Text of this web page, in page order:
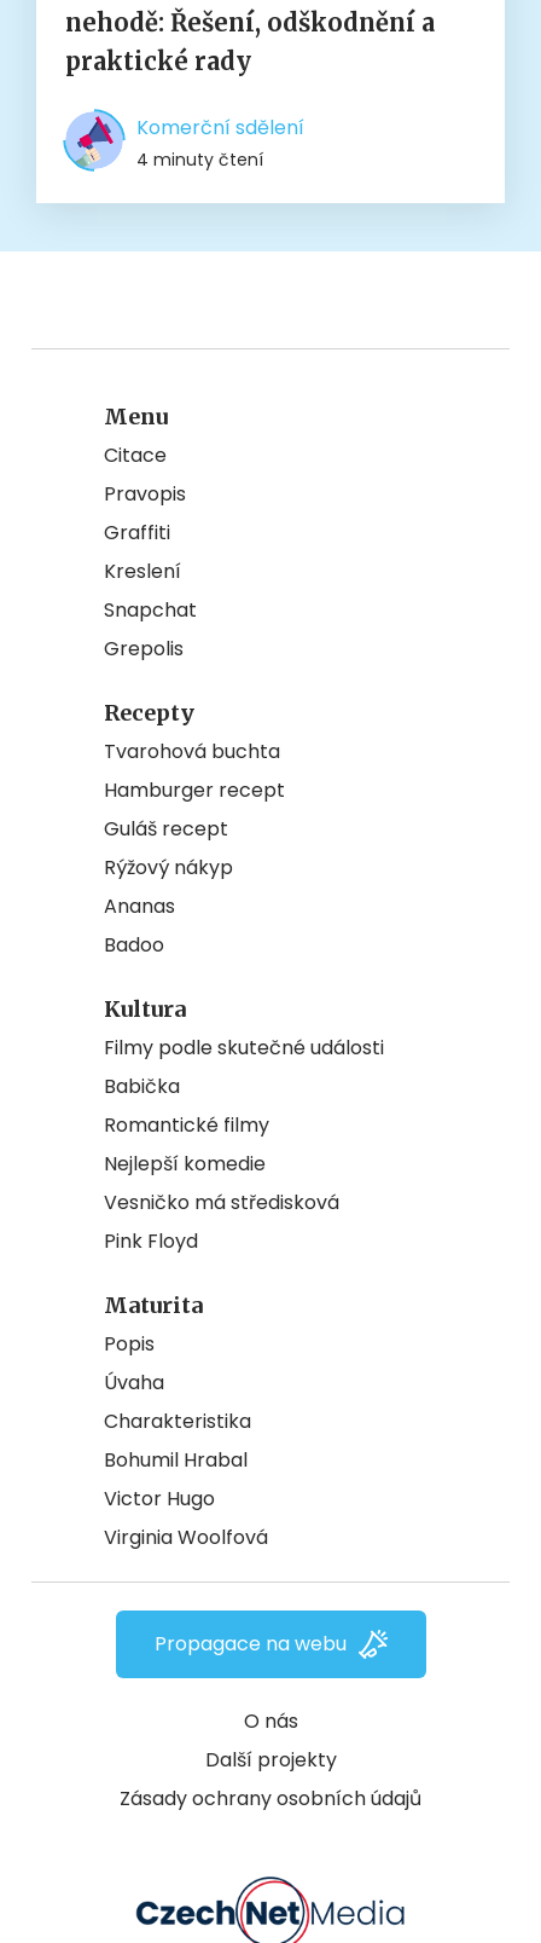
nehodě: Řešení, odškodnění a
praktické rady
Komerční sdělení
4 minuty čtení
Menu
Citace
Pravopis
Graffiti
Kreslení
Snapchat
Grepolis
Recepty
Tvarohová buchta
Hamburger recept
Guláš recept
Rýžový nákyp
Ananas
Badoo
Kultura
Filmy podle skutečné události
Babička
Romantické filmy
Nejlepší komedie
Vesničko má středisková
Pink Floyd
Maturita
Popis
Úvaha
Charakteristika
Bohumil Hrabal
Victor Hugo
Virginia Woolfová
O nás
Další projekty
Zásady ochrany osobních údajů
Propagace na webu